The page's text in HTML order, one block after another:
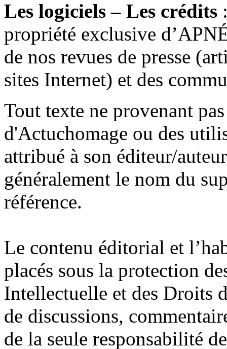
Les logiciels – Les crédits
propriété exclusive
de nos revues de presse
sites Internet) et des
Tout texte ne provenant
d'Actuchomage ou des
attribué à son éditeur/
généralement le nom du
référence.
Le contenu éditorial et
placés sous la protection
Intellectuelle et des Droits
de discussions,
de la seule responsabilité